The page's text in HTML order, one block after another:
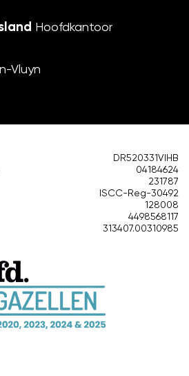
Hoofdkantoor
Vluyn
DR520331VIHB
04184624
231787
ISCC-Reg-30492
128008
4498568117
313407.00310985